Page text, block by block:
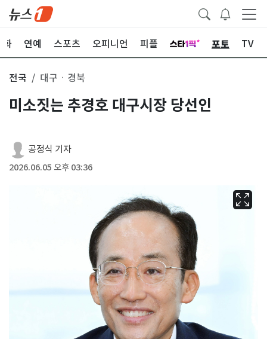
화 연예 스포츠 오피니언 피플 포토 TV
전국 대구ㆍ경북
미소짓는 추경호 대구시장 당선인
공정식 기자
2026.06.05 오후 03:36